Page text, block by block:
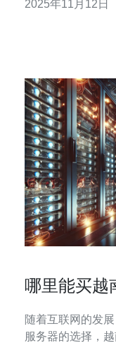
做出明智的选择。 越南云服务器哪个好？ 在选择越南云服
2025年11月12日
哪里能买越
随着互联网的发
服务器的选择，